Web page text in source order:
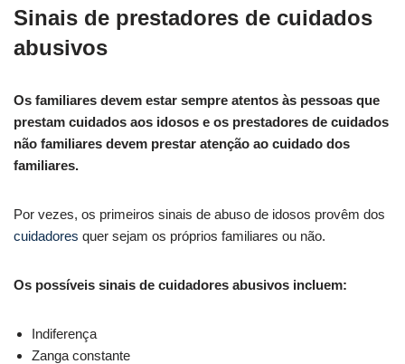
Sinais de prestadores de cuidados
abusivos
Os familiares devem estar sempre atentos às pessoas que
prestam cuidados aos idosos e os prestadores de cuidados
não familiares devem prestar atenção ao cuidado dos
familiares.
Por vezes, os primeiros sinais de abuso de idosos provêm dos
cuidadores quer sejam os próprios familiares ou não.
Os possíveis sinais de cuidadores abusivos incluem:
Indiferença
Zanga constante